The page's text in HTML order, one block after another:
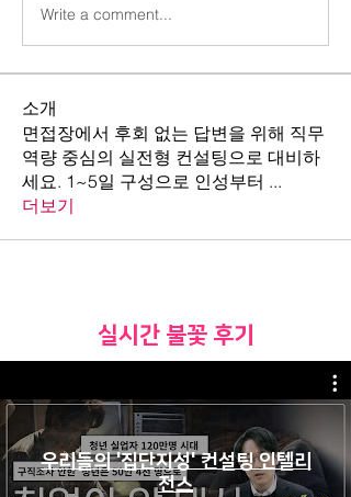
Write a comment...
소개
면접장에서 후회 없는 답변을 위해 직무
역량 중심의 실전형 컨설팅으로 대비하
세요. 1~5일 구성으로 인성부터 ...
더보기
​실시간 불꽃 후기
우리들의 '집단지성' 컨설팅 인텔리
전스